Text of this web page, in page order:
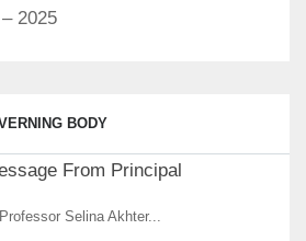
2025
BODY
From Principal
Professor Selina Akhter...